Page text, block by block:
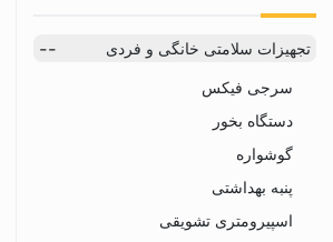
تجهیزات سلامتی خانگی و فردی
سرجی فیکس
دستگاه بخور
گوشواره
پنبه بهداشتی
اسپیرومتری تشویقی